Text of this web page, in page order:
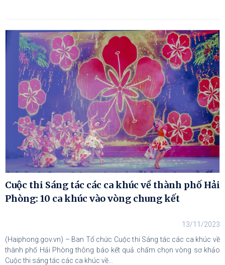
Cuộc thi Sáng tác các ca khúc về thành phố Hải
Phòng: 10 ca khúc vào vòng chung kết
13/11/2023
(Haiphong.gov.vn) – Ban Tổ chức Cuộc thi Sáng tác các ca khúc về
thành phố Hải Phòng thông báo kết quả chấm chọn vòng sơ khảo
Cuộc thi sáng tác các ca khúc về...